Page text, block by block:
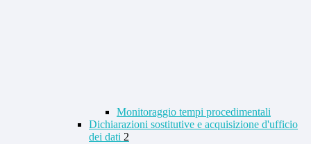
Monitoraggio tempi procedimentali
Dichiarazioni sostitutive e acquisizione d'ufficio
dei dati 2